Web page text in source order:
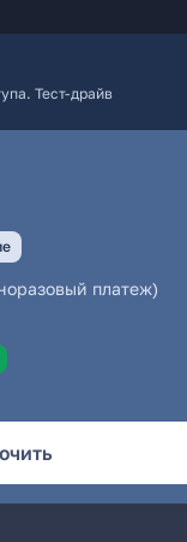
Тест-драйв
платеж)